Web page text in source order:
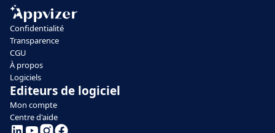
Confidentialité
Transparence
CGU
À propos
Logiciels
Editeurs de logiciel
Mon compte
Centre d'aide